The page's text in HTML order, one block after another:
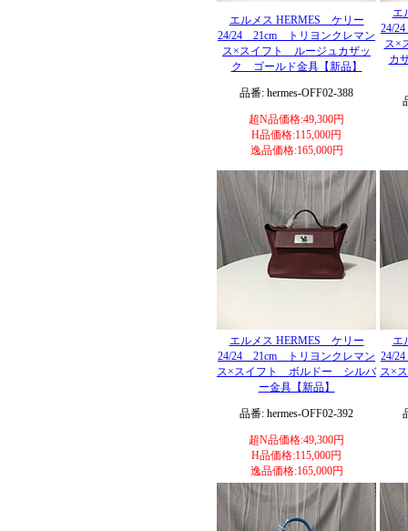
エルメス HERMES ケリー
24/24 21cm トリヨンクレマン
ス×スイフト ルージュカザッ
ク ゴールド金具【新品】
品番: hermes-OFF02-388
超N品価格:49,300円
H品価格:115,000円
逸品価格:165,000円
エ
24/
ス×
カ
エルメス HERMES ケリー
24/24 21cm トリヨンクレマン
ス×スイフト ボルドー シルバ
ー金具【新品】
品番: hermes-OFF02-392
超N品価格:49,300円
H品価格:115,000円
逸品価格:165,000円
エ
24/
ス×